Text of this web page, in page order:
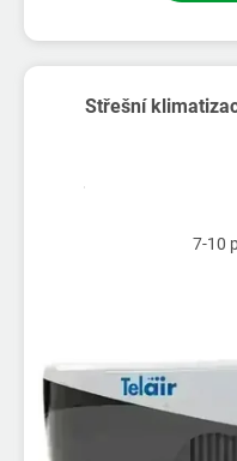
Střešní
7-10